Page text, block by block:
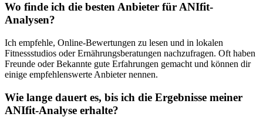
Wo finde ich die besten Anbieter für ANIfit-
Analysen?
Ich empfehle, Online-Bewertungen⁣ zu lesen‌ und in lokalen
‌Fitnessstudios oder​ Ernährungsberatungen⁣ nachzufragen. ⁤Oft haben
Freunde oder Bekannte⁢ gute Erfahrungen ‍gemacht und können dir
einige empfehlenswerte Anbieter⁤ nennen.
Wie ⁤lange ⁣dauert es,‌ bis ‌ich die Ergebnisse​ meiner
ANIfit-Analyse erhalte?